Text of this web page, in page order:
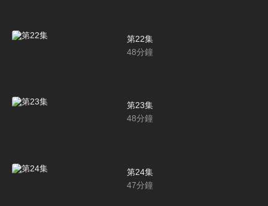
第22集
48分鐘
第23集
48分鐘
第24集
47分鐘